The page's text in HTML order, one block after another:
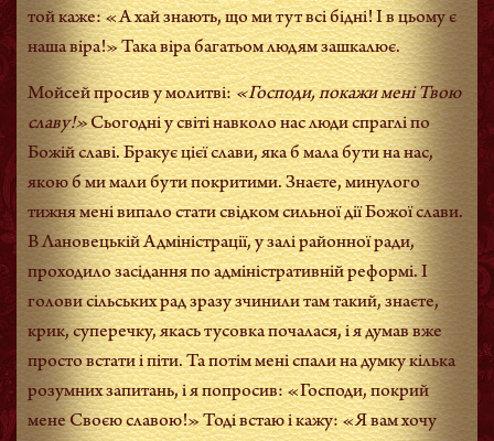
той каже: «А хай знають, що ми тут всі бідні! І в цьому є
наша віра!» Така віра багатьом людям зашкалює.
Мойсей просив у молитві:«Господи, покажи мені Твою
славу!»Сьогодні у світі навколо нас люди спраглі по
Божій славі. Бракує цієї слави, яка б мала бути на нас,
якою б ми мали бути покритими. Знаєте, минулого
тижня мені випало стати свідком сильної дії Божої слави.
В Лановецькій Адміністрації, у залі районної ради,
проходило засідання по адміністративній реформі. І
голови сільських рад зразу зчинили там такий, знаєте,
крик, суперечку, якась тусовка почалася, і я думав вже
просто встати і піти. Та потім мені спали на думку кілька
розумних запитань, і я попросив: «Господи, покрий
мене Своєю славою!» Тоді встаю і кажу: «Я вам хочу